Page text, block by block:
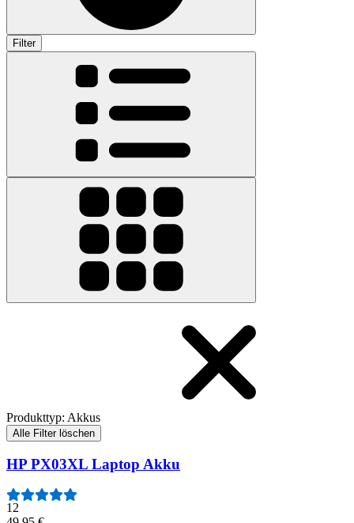
Filter
Produkttyp: Akkus
Alle Filter löschen
HP PX03XL Laptop Akku
12